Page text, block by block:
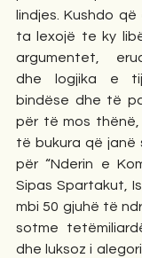
lindjes. Kushdo
ta lexojë te ky
argumentet,
dhe logjika e
bindëse dhe të
për të mos
të bukura që janë
për “Nderin e
Sipas Spartakut,
mbi 50 gjuhë të
sotme
dhe luksoz i